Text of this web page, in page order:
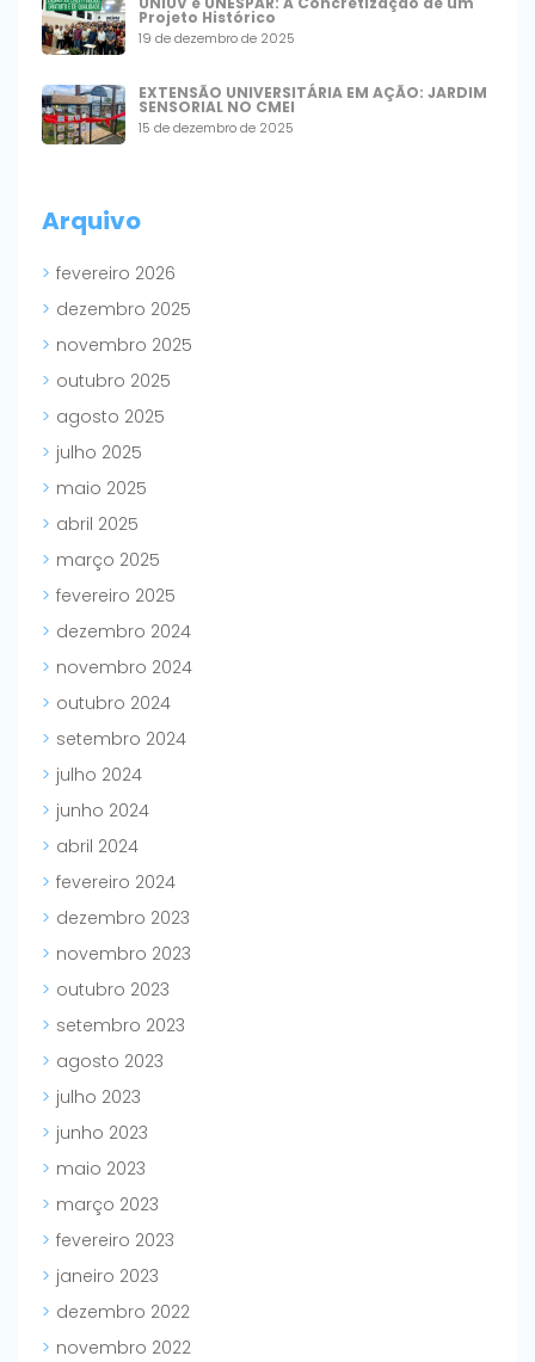
Projeto Histórico
19 de dezembro de 2025
EXTENSÃO UNIVERSITÁRIA EM AÇÃO: JARDIM
SENSORIAL NO CMEI
15 de dezembro de 2025
Arquivo
fevereiro 2026
dezembro 2025
novembro 2025
outubro 2025
agosto 2025
julho 2025
maio 2025
abril 2025
março 2025
fevereiro 2025
dezembro 2024
novembro 2024
outubro 2024
setembro 2024
julho 2024
junho 2024
abril 2024
fevereiro 2024
dezembro 2023
novembro 2023
outubro 2023
setembro 2023
agosto 2023
julho 2023
junho 2023
maio 2023
março 2023
fevereiro 2023
janeiro 2023
dezembro 2022
novembro 2022